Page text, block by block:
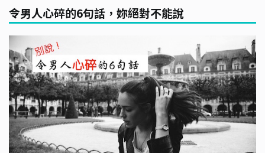
令男人心碎的6句話，妳絕對不能說